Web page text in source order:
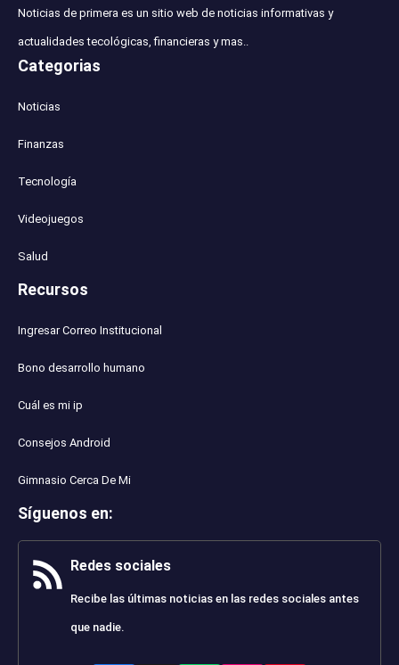
Noticias de primera es un sitio web de noticias informativas y
actualidades tecológicas, financieras y mas..
Categorias
Noticias
Finanzas
Tecnología
Videojuegos
Salud
Recursos
Ingresar Correo Institucional
Bono desarrollo humano
Cuál es mi ip
Consejos Android
Gimnasio Cerca De Mi
Síguenos en:
Redes sociales
Recibe las últimas noticias en las redes sociales antes
que nadie.